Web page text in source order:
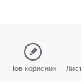
Нов корисник